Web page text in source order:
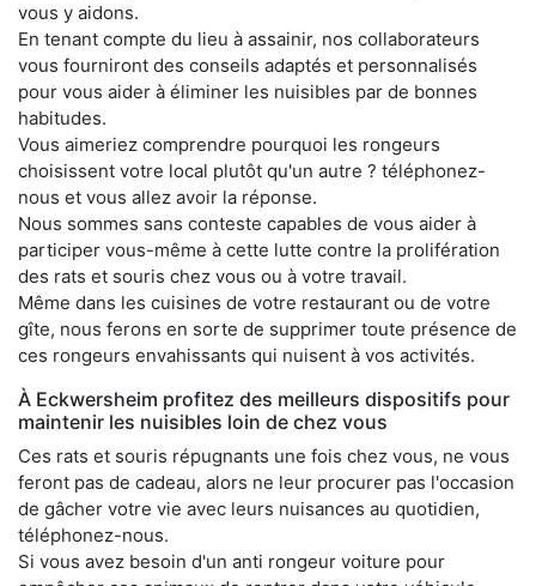
vous y aidons.
En tenant compte du lieu à assainir, nos collaborateurs
vous fourniront des conseils adaptés et personnalisés
pour vous aider à éliminer les nuisibles par de bonnes
habitudes.
Vous aimeriez comprendre pourquoi les rongeurs
choisissent votre local plutôt qu'un autre ? téléphonez-
nous et vous allez avoir la réponse.
Nous sommes sans conteste capables de vous aider à
participer vous-même à cette lutte contre la prolifération
des rats et souris chez vous ou à votre travail.
Même dans les cuisines de votre restaurant ou de votre
gîte, nous ferons en sorte de supprimer toute présence de
ces rongeurs envahissants qui nuisent à vos activités.
À Eckwersheim profitez des meilleurs dispositifs pour
maintenir les nuisibles loin de chez vous
Ces rats et souris répugnants une fois chez vous, ne vous
feront pas de cadeau, alors ne leur procurer pas l'occasion
de gâcher votre vie avec leurs nuisances au quotidien,
téléphonez-nous.
Si vous avez besoin d'un anti rongeur voiture pour